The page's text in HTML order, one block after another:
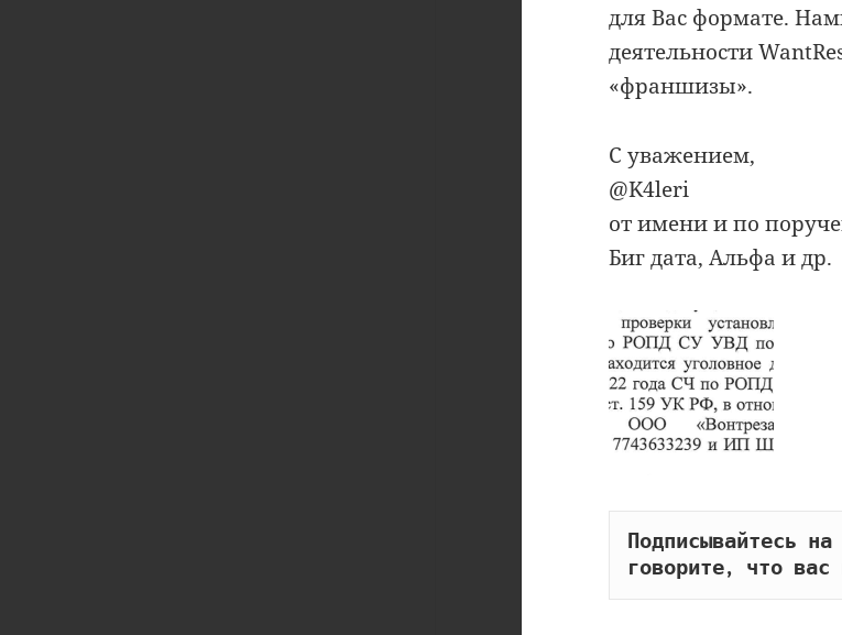
для Вас формате.
деятельности
«франшизы».
С уважением,
@K4leri
от имени и по
Биг дата, Альфа и др.
Подписывайтесь
говорите, что вас